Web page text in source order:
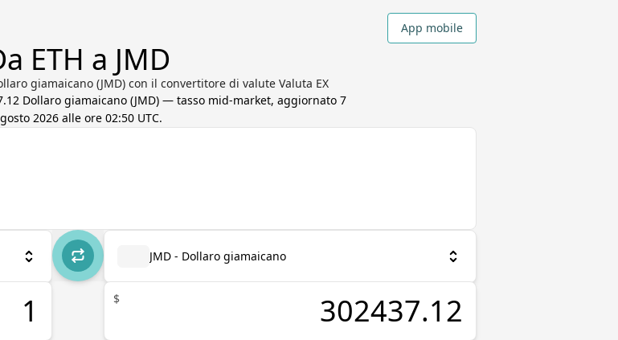
App mobile
ETH a JMD
giamaicano (JMD) con il convertitore di valute Valuta EX
Dollaro giamaicano (JMD) — tasso mid-market, aggiornato 7
2026 alle ore 02:50 UTC.
JMD - Dollaro giamaicano
$